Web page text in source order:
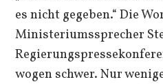
es nicht gegeben.“ Die
Ministeriumssprecher
wogen schwer. Nur